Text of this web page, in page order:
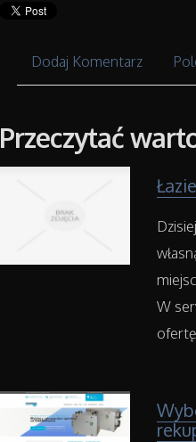
Dodaj Komentarz
Przeczytać
W